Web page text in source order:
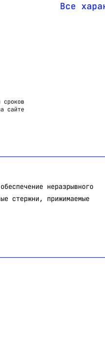
сроков
сайте
Все
неразрывного
стержни, прижимаемые